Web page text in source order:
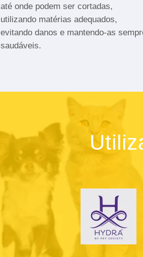
até onde podem ser cortadas,
utilizando matérias adequados,
evitando danos e mantendo-as
saudáveis.